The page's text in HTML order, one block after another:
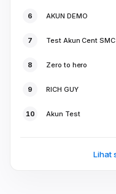
6 AKUN DEMO
7 Test Akun Cent
8 Zero to hero
9 RICH GUY
10 Akun Test
Lihat